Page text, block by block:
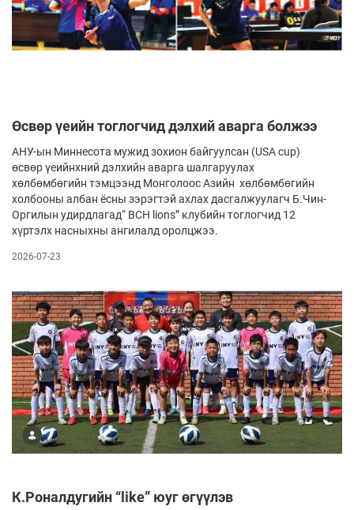
Өсвөр үеийн тоглогчид дэлхий аварга болжээ
АНУ-ын Миннесота мужид зохион байгуулсан (USA cup)
өсвөр үеийнхний дэлхийн аварга шалгаруулах
хөлбөмбөгийн тэмцээнд Монголоос Азийн хөлбөмбөгийн
холбооны албан ёсны зэрэгтэй ахлах дасгалжуулагч Б.Чин-
Оргилын удирдлагад“ BCH lions” клубийн тоглогчид 12
хүртэлх насныхны ангилалд оролцжээ.
2026-07-23
К.Роналдугийн “like” юуг өгүүлэв